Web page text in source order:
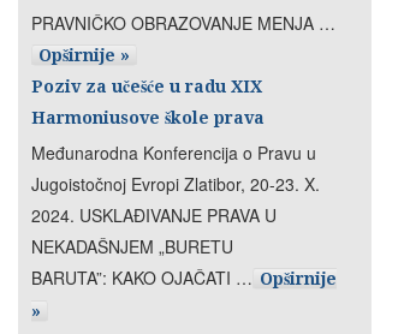
PRAVNIČKO OBRAZOVANJE MENJA …
Opširnije »
Poziv za učešće u radu XIX
Harmoniusove škole prava
Međunarodna Konferencija o Pravu u
Jugoistočnoj Evropi Zlatibor, 20-23. X.
2024. USKLAĐIVANJE PRAVA U
NEKADAŠNJEM „BURETU
BARUTA”: KAKO OJAČATI … Opširnije
»